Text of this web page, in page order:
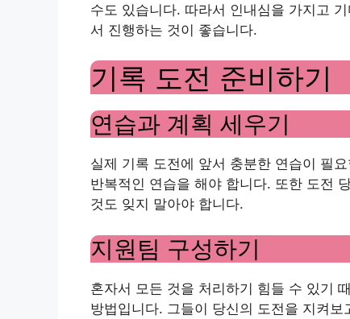
수도 있습니다. 따라서 인내심을 가지고
서 진행하는 것이 좋습니다.
기록 도전 준비하기
연습과 계획 세우기
실제 기록 도전에 앞서 충분한 연습이 필
반복적인 연습을 해야 합니다. 또한 도전
것도 잊지 말아야 합니다.
지원팀 구성하기
혼자서 모든 것을 처리하기 힘들 수 있기
방법입니다. 그들이 당신의 도전을 지켜